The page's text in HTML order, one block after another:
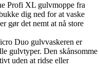
Profi XL gulvmoppe fra
dig ned for at vaske
gør det nemt at nå store
Duo gulvvaskeren er
gulvtyper. Den skånsomme
uden at ridse eller